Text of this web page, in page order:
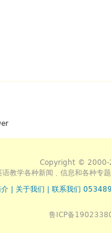
Copyright © 2000-
教学各种新闻﹑信息和各种专
介
关于我们 联系我们
鲁ICP备